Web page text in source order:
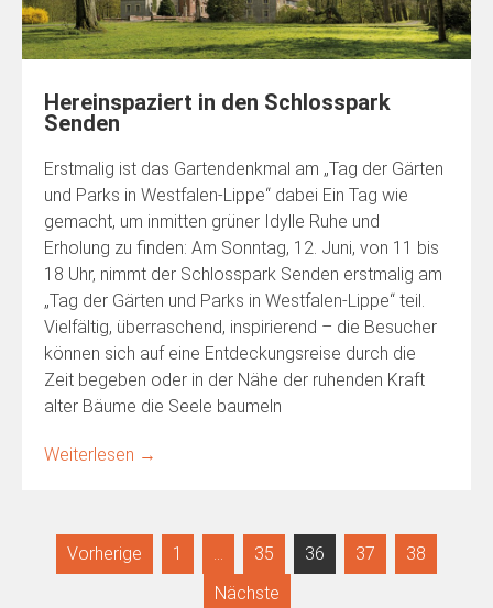
Hereinspaziert in den Schlosspark
Senden
Erstmalig ist das Gartendenkmal am „Tag der Gärten
und Parks in Westfalen-Lippe“ dabei Ein Tag wie
gemacht, um inmitten grüner Idylle Ruhe und
Erholung zu finden: Am Sonntag, 12. Juni, von 11 bis
18 Uhr, nimmt der Schlosspark Senden erstmalig am
„Tag der Gärten und Parks in Westfalen-Lippe“ teil.
Vielfältig, überraschend, inspirierend – die Besucher
können sich auf eine Entdeckungsreise durch die
Zeit begeben oder in der Nähe der ruhenden Kraft
alter Bäume die Seele baumeln
Weiterlesen →
Seitennummerierung
Vorherige 1 35 36 37
38
Nächste